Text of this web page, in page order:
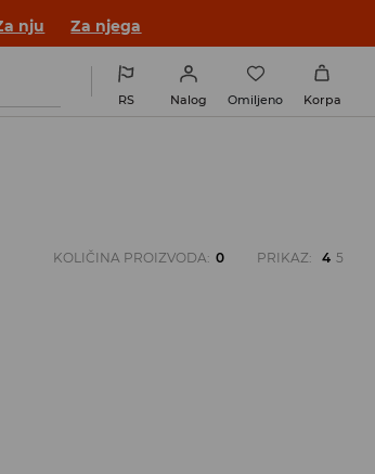
nju Za njega
RS Nalog Omiljeno Korpa
KOLIČINA PROIZVODA: 0 PRIKAZ: 4 5